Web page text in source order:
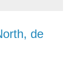
de